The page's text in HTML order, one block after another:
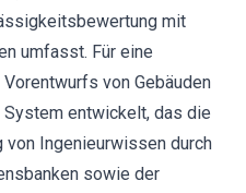
mit
umfasst. Für eine
von Gebäuden
entwickelt, das die
Ingenieurwissen durch
sowie der